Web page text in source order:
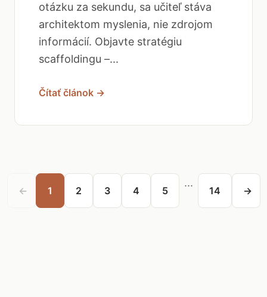
otázku za sekundu, sa učiteľ stáva
architektom myslenia, nie zdrojom
informácií. Objavte stratégiu
scaffoldingu –...
Čítať článok →
← 1 2 3 4 5
...
14 →